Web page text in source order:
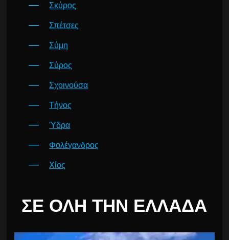
Σκύρος
Σπέτσες
Σύμη
Σύρος
Σχοινούσα
Τήνος
Ύδρα
Φολέγανδρος
Χίος
ΣΕ ΌΛΗ ΤΗΝ ΕΛΛΆΔΑ